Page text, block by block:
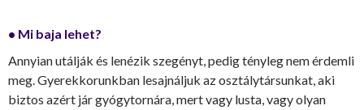
• Mi baja lehet?
Annyian utálják és lenézik szegényt, pedig tényleg nem érdemli
meg. Gyerekkorunkban lesajnáljuk az osztálytársunkat, aki
biztos azért jár gyógytornára, mert vagy lusta, vagy olyan